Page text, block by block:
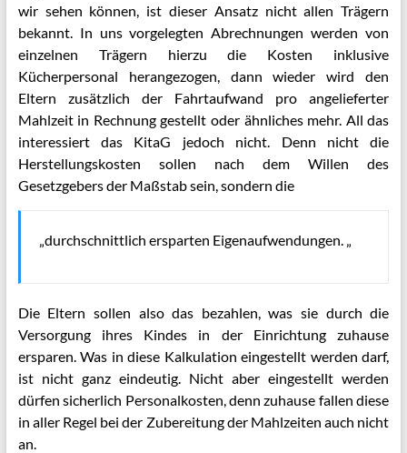
wir sehen können, ist dieser Ansatz nicht allen Trägern
bekannt. In uns vorgelegten Abrechnungen werden von
einzelnen Trägern hierzu die Kosten inklusive
Kücherpersonal herangezogen, dann wieder wird den
Eltern zusätzlich der Fahrtaufwand pro angelieferter
Mahlzeit in Rechnung gestellt oder ähnliches mehr. All das
interessiert das KitaG jedoch nicht. Denn nicht die
Herstellungskosten sollen nach dem Willen des
Gesetzgebers der Maßstab sein, sondern die
„durchschnittlich ersparten Eigenaufwendungen. „
Die Eltern sollen also das bezahlen, was sie durch die
Versorgung ihres Kindes in der Einrichtung zuhause
ersparen. Was in diese Kalkulation eingestellt werden darf,
ist nicht ganz eindeutig. Nicht aber eingestellt werden
dürfen sicherlich Personalkosten, denn zuhause fallen diese
in aller Regel bei der Zubereitung der Mahlzeiten auch nicht
an.